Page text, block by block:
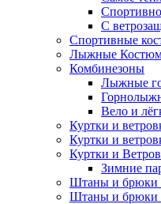
С
Спортивные
Лыжные
Комбинезоны
Лыжные
Вело и
Куртки и
Куртки и
Куртки и
Зимние
Штаны и брюки
Штаны и брюки